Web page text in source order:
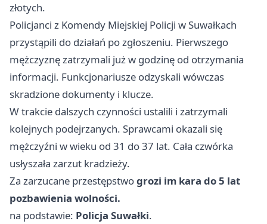
złotych.
Policjanci z Komendy Miejskiej Policji w Suwałkach
przystąpili do działań po zgłoszeniu. Pierwszego
mężczyznę zatrzymali już w godzinę od otrzymania
informacji. Funkcjonariusze odzyskali wówczas
skradzione dokumenty i klucze.
W trakcie dalszych czynności ustalili i zatrzymali
kolejnych podejrzanych. Sprawcami okazali się
mężczyźni w wieku od 31 do 37 lat. Cała czwórka
usłyszała zarzut kradzieży.
Za zarzucane przestępstwogrozi im kara do 5 lat
pozbawienia wolności.
na podstawie: Policja Suwałki.